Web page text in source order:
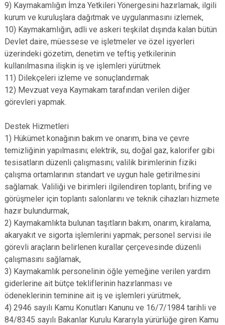
9) Kaymakamlığın İmza Yetkileri Yönergesini hazırlamak, ilgili
kurum ve kuruluşlara dağıtmak ve uygulanmasını izlemek,
10) Kaymakamlığın, adli ve askeri teşkilat dışında kalan bütün
Devlet daire, müessese ve işletmeler ve özel işyerleri
üzerindeki gözetim, denetim ve teftiş yetkilerinin
kullanılmasına ilişkin iş ve işlemleri yürütmek
11) Dilekçeleri izleme ve sonuçlandırmak
12) Mevzuat veya Kaymakam tarafından verilen diğer
görevleri yapmak.
Destek Hizmetleri
1) Hükümet konağının bakım ve onarım, bina ve çevre
temizliğinin yapılmasını; elektrik, su, doğal gaz, kalorifer gibi
tesisatların düzenli çalışmasını; valilik birimlerinin fiziki
çalışma ortamlarının standart ve uygun hale getirilmesini
sağlamak. Valiliği ve birimleri ilgilendiren toplantı, brifing ve
görüşmeler için toplantı salonlarını ve teknik cihazları hizmete
hazır bulundurmak,
2) Kaymakamlıkta bulunan taşıtların bakım, onarım, kiralama,
akaryakıt ve sigorta işlemlerini yapmak; personel servisi ile
görevli araçların belirlenen kurallar çerçevesinde düzenli
çalışmasını sağlamak,
3) Kaymakamlık personelinin öğle yemeğine verilen yardım
giderlerine ait bütçe tekliflerinin hazırlanması ve
ödeneklerinin teminine ait iş ve işlemleri yürütmek,
4) 2946 sayılı Kamu Konutları Kanunu ve 16/7/1984 tarihli ve
84/8345 sayılı Bakanlar Kurulu Kararıyla yürürlüğe giren Kamu